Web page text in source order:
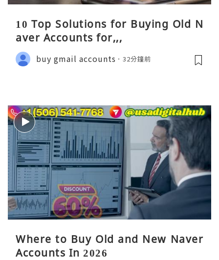
10 Top Solutions for Buying Old N
aver Accounts for,,,
buy gmail accounts 32分鐘前
Where to Buy Old and New Naver
Accounts In 2026